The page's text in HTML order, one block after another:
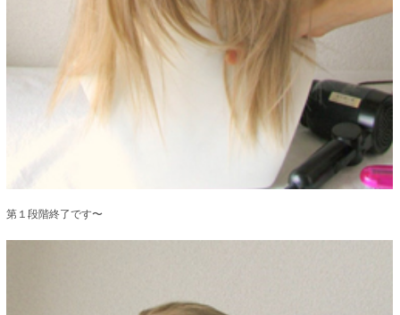
第１段階終了です〜